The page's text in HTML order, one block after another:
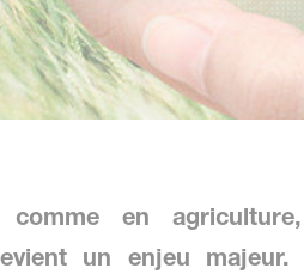
en
un enjeu